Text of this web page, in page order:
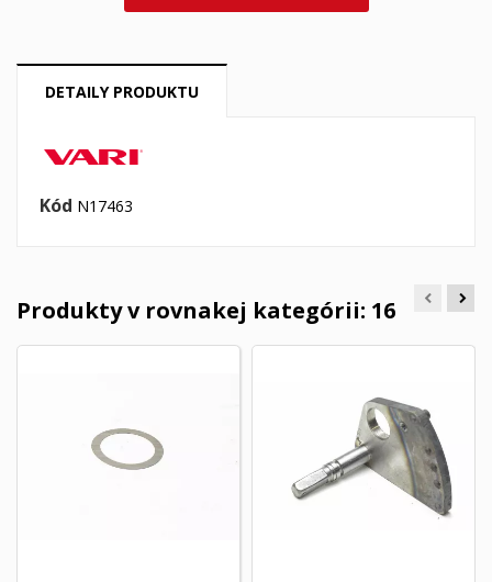
DETAILY PRODUKTU
Kód N17463
Produkty v rovnakej kategórii: 16